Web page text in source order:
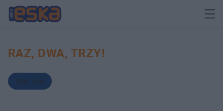
RAZ, DWA, TRZY!
Wac Toja